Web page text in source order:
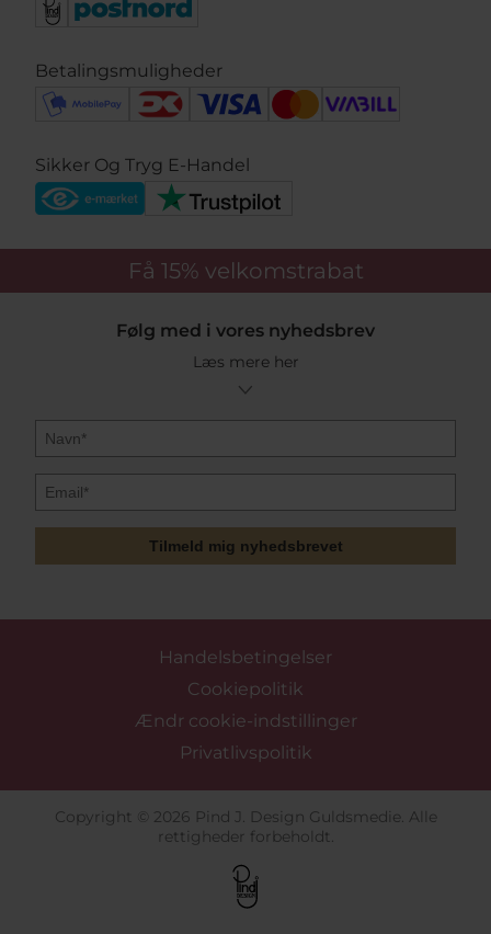
Betalingsmuligheder
Sikker Og Tryg E-Handel
Få 15% velkomstrabat
Følg med i vores nyhedsbrev
Læs mere her
Tilmeld mig nyhedsbrevet
Handelsbetingelser
Cookiepolitik
Ændr cookie-indstillinger
Privatlivspolitik
Copyright © 2026 Pind J. Design Guldsmedie. Alle
rettigheder forbeholdt.